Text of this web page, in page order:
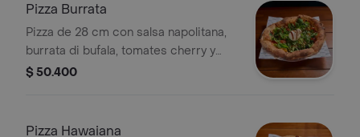
Pizza Burrata
Pizza de 28 cm con salsa napolitana,
burrata di bufala, tomates cherry y
reducción de aceite balsámico.
$ 50.400
Pizza Hawaiana